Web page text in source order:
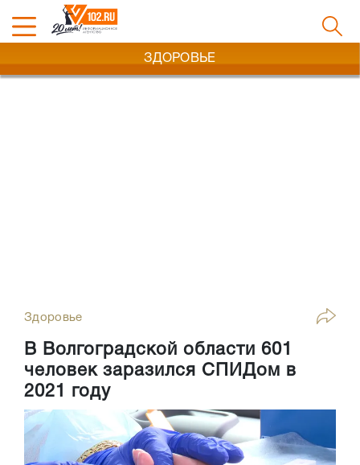
ЗДОРОВЬЕ
Здоровье
В Волгоградской области 601
человек заразился СПИДом в
2021 году